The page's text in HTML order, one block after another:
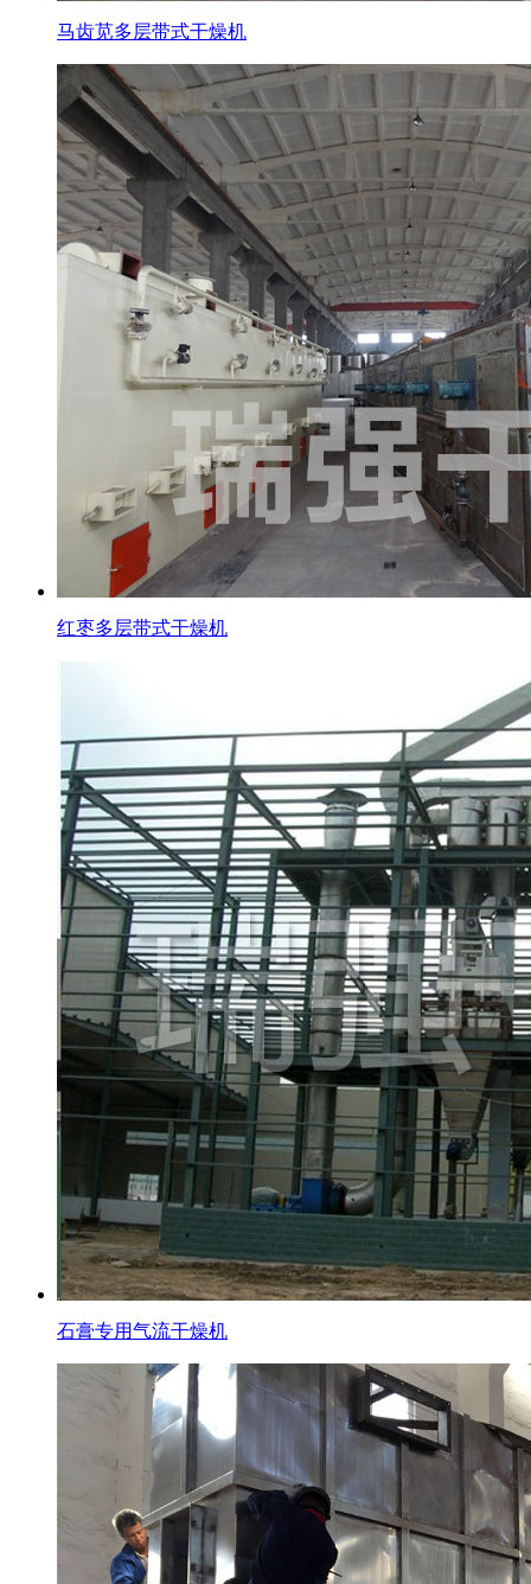
马齿苋多层带式干燥机
红枣多层带式干燥机
石膏专用气流干燥机